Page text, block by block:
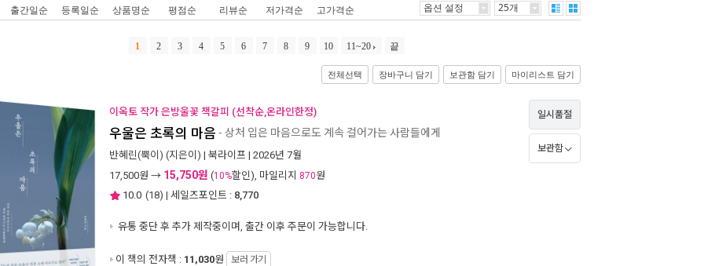
출간일순 등록일순 상품명순 평점순 리뷰순 저가격순 고가격순 옵션 설정 25개
1 2 3 4 5 6 7 8 9 10 11~20 끝
전체선택 장바구니 담기 보관함 담기 마이리스트 담기
이옥토 작가 은방울꽃 책갈피 (선착순,온라인한정)
우울은 초록의 마음 - 상처 입은 마음으로도 계속 걸어가는 사람들에게
반혜린(뿍이) (지은이) | 북라이프 | 2026년 7월
17,500원 → 15,750원 (10%할인), 마일리지 870원
10.0 (18) | 세일즈포인트 : 8,770
유통 중단 후 추가 제작중이며, 출간 이후 주문이 가능합니다.
이 책의 전자책 : 11,030원 보러 가기
일시품절
보관함